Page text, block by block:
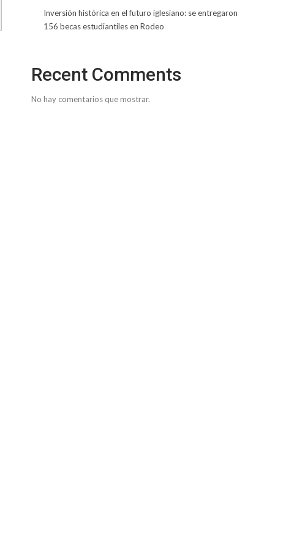
Inversión histórica en el futuro iglesiano: se entregaron
156 becas estudiantiles en Rodeo
Recent Comments
No hay comentarios que mostrar.